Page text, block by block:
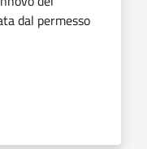
dal permesso